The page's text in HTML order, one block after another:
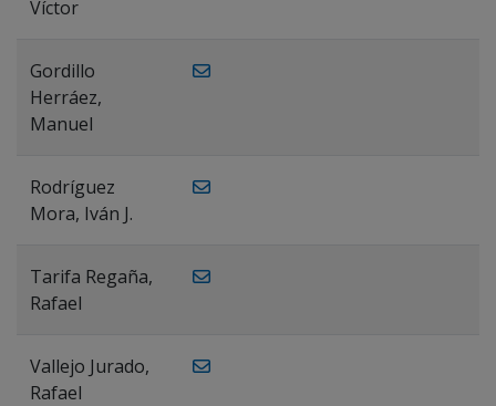
Víctor
Gordillo
Herráez,
Manuel
Rodríguez
Mora, Iván J.
Tarifa Regaña,
Rafael
Vallejo Jurado,
Rafael